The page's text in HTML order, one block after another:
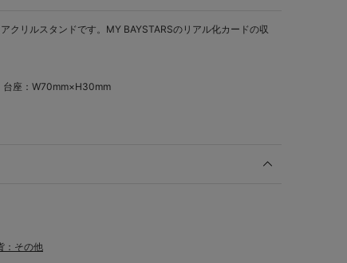
クリルスタンドです。MY BAYSTARSのリアル化カードの収
座：W70mm×H30mm
：その他